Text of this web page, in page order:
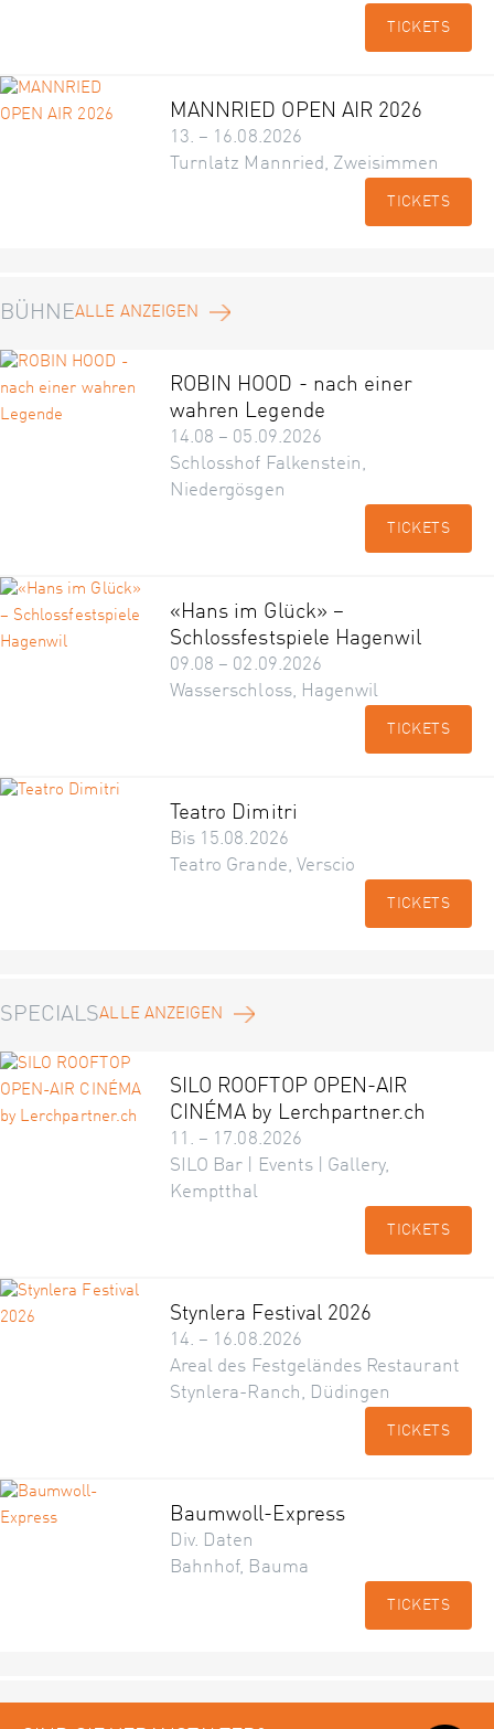
TICKETS
MANNRIED OPEN AIR 2026
13. – 16.08.2026
Turnlatz Mannried, Zweisimmen
TICKETS
BÜHNEALLE ANZEIGEN
ROBIN HOOD - nach einer
wahren Legende
14.08 – 05.09.2026
Schlosshof Falkenstein,
Niedergösgen
TICKETS
«Hans im Glück» –
Schlossfestspiele Hagenwil
09.08 – 02.09.2026
Wasserschloss, Hagenwil
TICKETS
Teatro Dimitri
Bis 15.08.2026
Teatro Grande, Verscio
TICKETS
SPECIALSALLE ANZEIGEN
SILO ROOFTOP OPEN-AIR
CINÉMA by Lerchpartner.ch
11. – 17.08.2026
SILO Bar | Events | Gallery,
Kemptthal
TICKETS
Stynlera Festival 2026
14. – 16.08.2026
Areal des Festgeländes Restaurant
Stynlera-Ranch, Düdingen
TICKETS
Baumwoll-Express
Div. Daten
Bahnhof, Bauma
TICKETS